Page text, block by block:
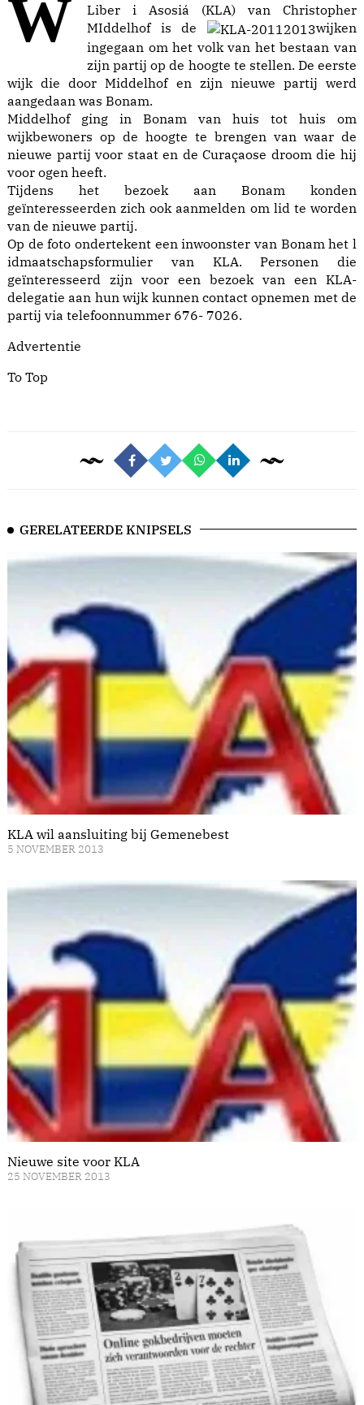
Liber i Asosiá (KLA) van Christopher
MIddelhof is de
wijken
ingegaan om het volk van het bestaan van
zijn partij op de hoogte te stellen. De eerste
wijk die door Middelhof en zijn nieuwe partij werd
aangedaan was Bonam.
Middelhof ging in Bonam van huis tot huis om
wijkbewoners op de hoogte te brengen van waar de
nieuwe partij voor staat en de Curaçaose droom die hij
voor ogen heeft.
Tijdens het bezoek aan Bonam konden
geïnteresseerden zich ook aanmelden om lid te worden
van de nieuwe partij.
Op de foto ondertekent een inwoonster van Bonam het l
idmaatschapsformulier van KLA. Personen die
geïnteresseerd zijn voor een bezoek van een KLA-
delegatie aan hun wijk kunnen contact opnemen met de
partij via telefoonnummer 676- 7026.
Advertentie
To Top
GERELATEERDE KNIPSELS
KLA wil aansluiting bij Gemenebest
5 NOVEMBER 2013
Nieuwe site voor KLA
25 NOVEMBER 2013